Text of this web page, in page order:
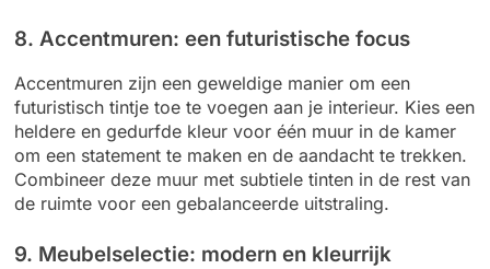
8. Accentmuren: een futuristische focus
Accentmuren zijn een geweldige manier om een
futuristisch tintje toe te voegen aan je interieur. Kies een
heldere en gedurfde kleur voor één muur in de kamer
om een statement te maken en de aandacht te trekken.
Combineer deze muur met subtiele tinten in de rest van
de ruimte voor een gebalanceerde uitstraling.
9. Meubelselectie: modern en kleurrijk